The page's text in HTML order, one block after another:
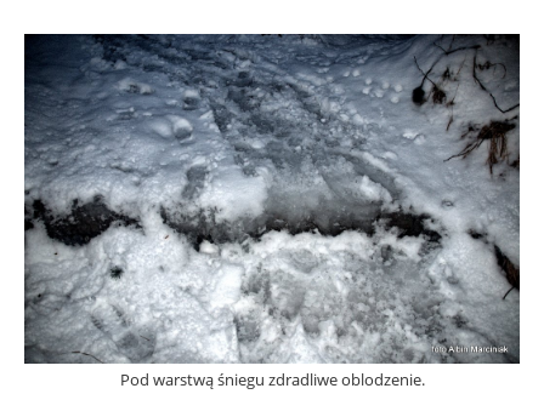
Pod warstwą śniegu zdradliwe oblodzenie.